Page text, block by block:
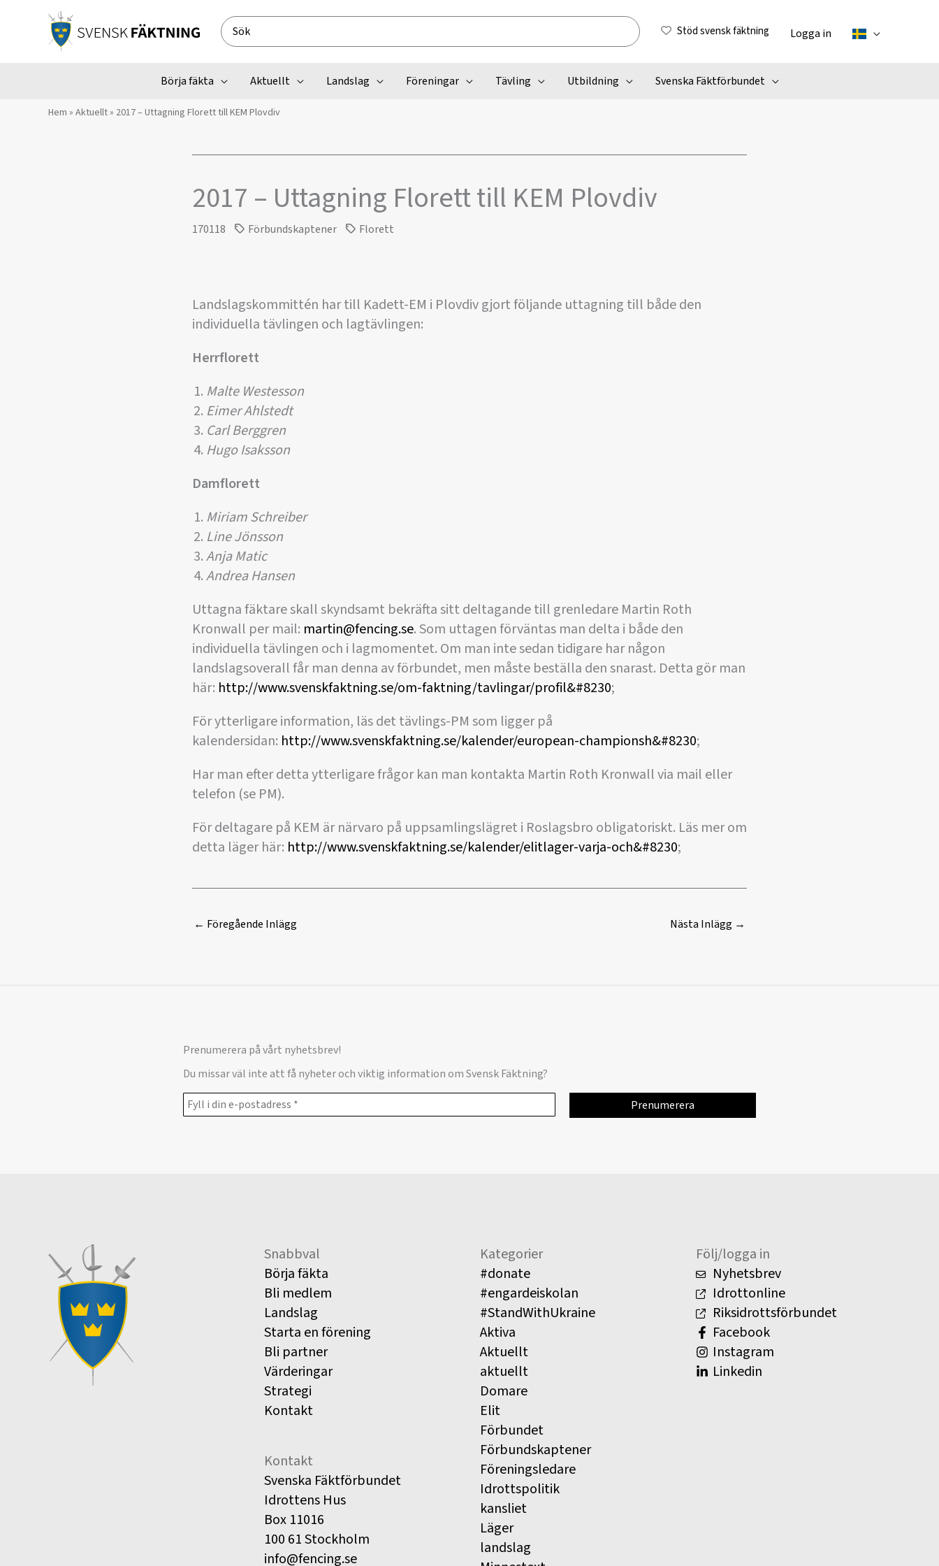
Search
for:
Stöd svensk fäktning Logga in
Börja fäkta Aktuellt Landslag Föreningar Tävling Utbildning Svenska Fäktförbundet
Hem » Aktuellt» 2017 – Uttagning Florett till KEM Plovdiv
2017 – Uttagning Florett till KEM Plovdiv
170118 Förbundskaptener Florett
Landslagskommittén har till Kadett-EM i Plovdiv gjort följande uttagning till både den
individuella tävlingen och lagtävlingen:
Herrflorett
Malte Westesson
Eimer Ahlstedt
Carl Berggren
Hugo Isaksson
Damflorett
Miriam Schreiber
Line Jönsson
Anja Matic
Andrea Hansen
Uttagna fäktare skall skyndsamt bekräfta sitt deltagande till grenledare Martin Roth
Kronwall per mail: martin@fencing.se. Som uttagen förväntas man delta i både den
individuella tävlingen och i lagmomentet. Om man inte sedan tidigare har någon
landslagsoverall får man denna av förbundet, men måste beställa den snarast. Detta gör man
här: http://www.svenskfaktning.se/om-faktning/tavlingar/profil&#8230;
För ytterligare information, läs det tävlings-PM som ligger på
kalendersidan: http://www.svenskfaktning.se/kalender/european-championsh&#8230;
Har man efter detta ytterligare frågor kan man kontakta Martin Roth Kronwall via mail eller
telefon (se PM).
För deltagare på KEM är närvaro på uppsamlingslägret i Roslagsbro obligatoriskt. Läs mer om
detta läger här: http://www.svenskfaktning.se/kalender/elitlager-varja-och&#8230;
← Föregående Inlägg Nästa Inlägg →
Prenumerera på vårt nyhetsbrev!
Du missar väl inte att få nyheter och viktig information om Svensk Fäktning?
Snabbval
Börja fäkta
Bli medlem
Landslag
Starta en förening
Bli partner
Värderingar
Strategi
Kontakt
Kontakt
Svenska Fäktförbundet
Idrottens Hus
Box 11016
100 61 Stockholm
info@fencing.se
Kategorier
#donate
#engardeiskolan
#StandWithUkraine
Aktiva
Aktuellt
aktuellt
Domare
Elit
Förbundet
Förbundskaptener
Föreningsledare
Idrottspolitik
kansliet
Läger
landslag
Följ/logga in
Nyhetsbrev
Idrottonline
Riksidrottsförbundet
Facebook
Instagram
Linkedin